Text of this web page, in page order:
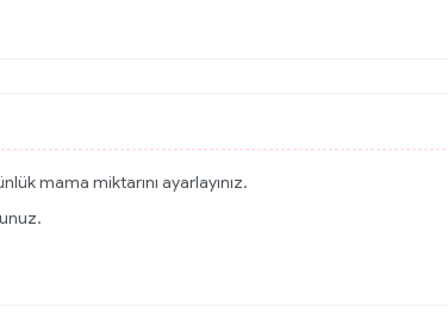
mama miktarını ayarlayınız.